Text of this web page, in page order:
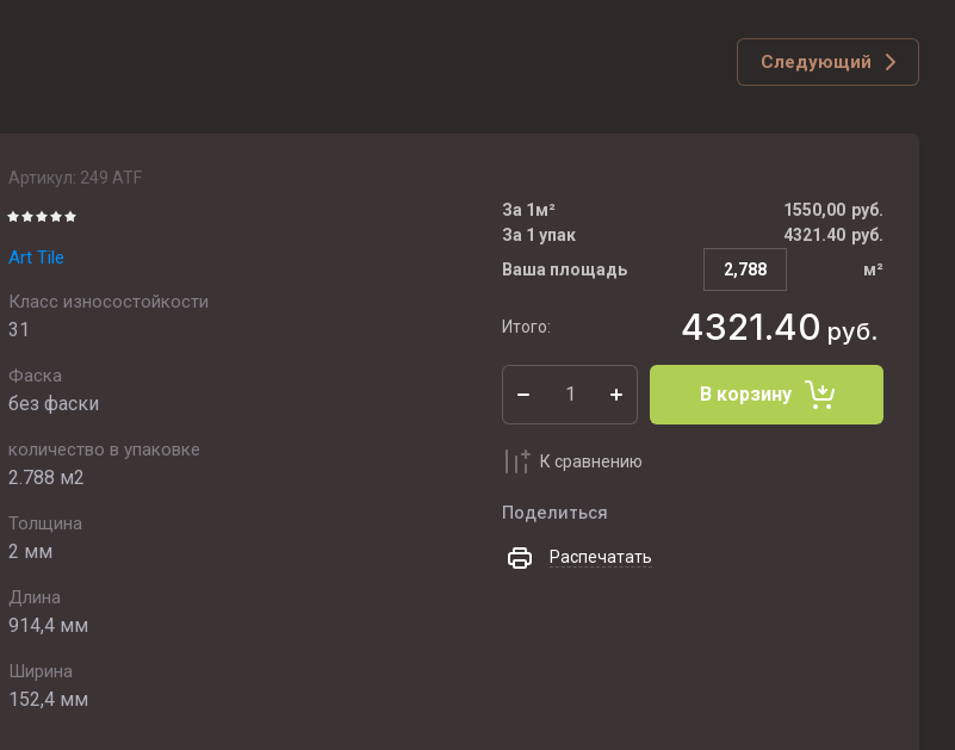
Следующий
Артикул: 249 ATF
Art Tile
Класс износостойкости
31
Фаска
без фаски
количество в упаковке
2.788 м2
Толщина
2 мм
Длина
914,4 мм
Ширина
152,4 мм
За 1м² 1550,00 руб.
За 1 упак
4321.40 руб.
Ваша площадь
м²
Итого: 4321.40 руб.
В корзину
К сравнению
Поделиться
Распечатать